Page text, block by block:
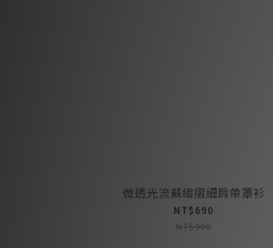
微透光流蘇縐摺細肩帶罩衫
NT$690
NT$990